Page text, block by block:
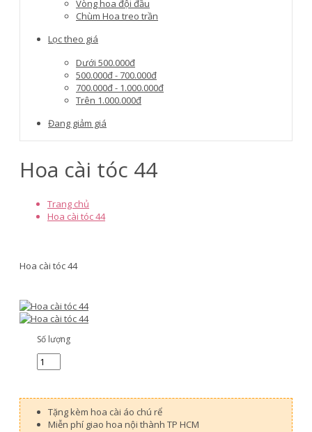
Vòng hoa đội đầu
Chùm Hoa treo trần
Lọc theo giá
Dưới 500.000đ
500.000đ - 700.000đ
700.000đ - 1.000.000đ
Trên 1.000.000đ
Đang giảm giá
Hoa cài tóc 44
Trang chủ
Hoa cài tóc 44
Hoa cài tóc 44
Số lượng
Tặng kèm hoa cài áo chú rể
Miễn phí giao hoa nội thành TP HCM